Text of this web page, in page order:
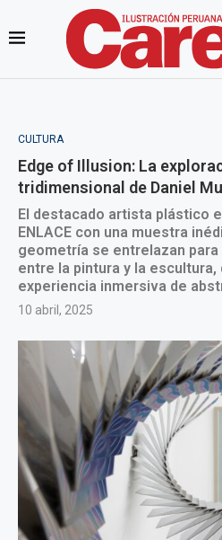
CULTURA
Edge of Illusion: La
tridimensional de Daniel
El destacado artista plástico
ENLACE con una muestra
geometría se entrelazan
entre la pintura y la escultura,
experiencia inmersiva de
10 abril, 2025